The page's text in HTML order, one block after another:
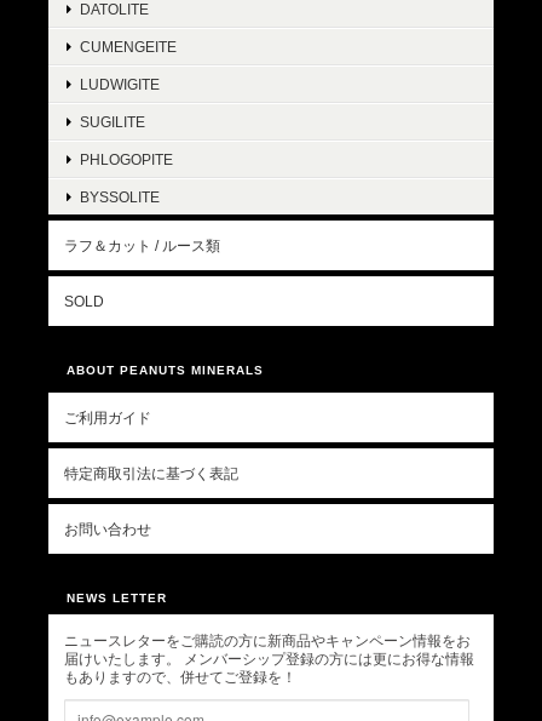
DATOLITE
CUMENGEITE
LUDWIGITE
SUGILITE
PHLOGOPITE
BYSSOLITE
ラフ＆カット / ルース類
SOLD
ABOUT PEANUTS MINERALS
ご利用ガイド
特定商取引法に基づく表記
お問い合わせ
NEWS LETTER
ニュースレターをご購読の方に新商品やキャンペーン情報をお
届けいたします。 メンバーシップ登録の方には更にお得な情報
もありますので、併せてご登録を！